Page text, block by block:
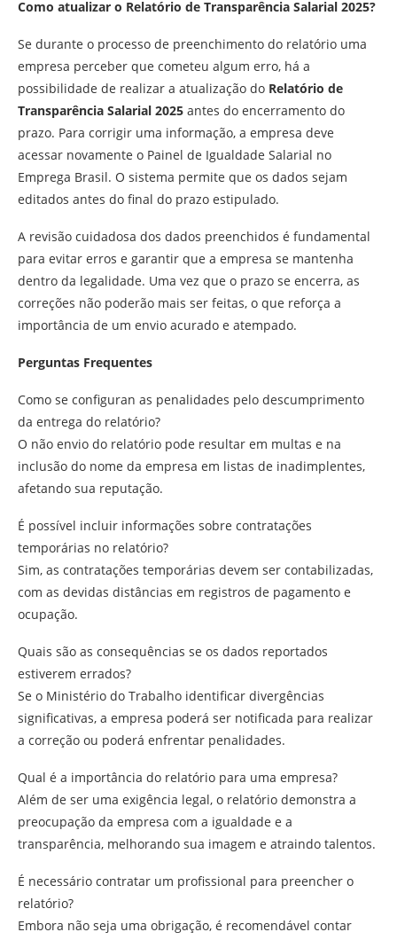
Como atualizar o Relatório de Transparência Salarial 2025?
Se durante o processo de preenchimento do relatório uma
empresa perceber que cometeu algum erro, há a
possibilidade de realizar a atualização do Relatório de
Transparência Salarial 2025 antes do encerramento do
prazo. Para corrigir uma informação, a empresa deve
acessar novamente o Painel de Igualdade Salarial no
Emprega Brasil. O sistema permite que os dados sejam
editados antes do final do prazo estipulado.
A revisão cuidadosa dos dados preenchidos é fundamental
para evitar erros e garantir que a empresa se mantenha
dentro da legalidade. Uma vez que o prazo se encerra, as
correções não poderão mais ser feitas, o que reforça a
importância de um envio acurado e atempado.
Perguntas Frequentes
Como se configuran as penalidades pelo descumprimento
da entrega do relatório?
O não envio do relatório pode resultar em multas e na
inclusão do nome da empresa em listas de inadimplentes,
afetando sua reputação.
É possível incluir informações sobre contratações
temporárias no relatório?
Sim, as contratações temporárias devem ser contabilizadas,
com as devidas distâncias em registros de pagamento e
ocupação.
Quais são as consequências se os dados reportados
estiverem errados?
Se o Ministério do Trabalho identificar divergências
significativas, a empresa poderá ser notificada para realizar
a correção ou poderá enfrentar penalidades.
Qual é a importância do relatório para uma empresa?
Além de ser uma exigência legal, o relatório demonstra a
preocupação da empresa com a igualdade e a
transparência, melhorando sua imagem e atraindo talentos.
É necessário contratar um profissional para preencher o
relatório?
Embora não seja uma obrigação, é recomendável contar